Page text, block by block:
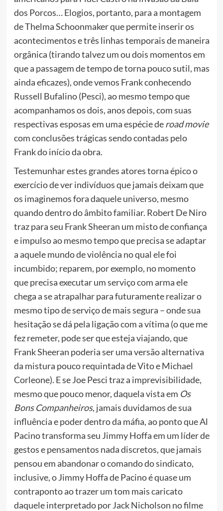
dos Porcos… Elogios, portanto, para a montagem
de Thelma Schoonmaker que permite inserir os
acontecimentos e três linhas temporais de maneira
orgânica (tirando talvez um ou dois momentos em
que a passagem de tempo de torna pouco sutil, mas
ainda eficazes), onde vemos Frank conhecendo
Russell Bufalino (Pesci), ao mesmo tempo que
acompanhamos os dois, anos depois, com suas
respectivas esposas em uma espécie deroad movie
com conclusões trágicas sendo contadas pelo
Frank do início da obra.
Testemunhar estes grandes atores torna épico o
exercício de ver indivíduos que jamais deixam que
os imaginemos fora daquele universo, mesmo
quando dentro do âmbito familiar. Robert De Niro
traz para seu Frank Sheeran um misto de confiança
e impulso ao mesmo tempo que precisa se adaptar
a aquele mundo de violência no qual ele foi
incumbido; reparem, por exemplo, no momento
que precisa executar um serviço com arma ele
chega a se atrapalhar para futuramente realizar o
mesmo tipo de serviço de mais segura – onde sua
hesitação se dá pela ligação com a vítima (o que me
fez remeter, pode ser que esteja viajando, que
Frank Sheeran poderia ser uma versão alternativa
da mistura pouco requintada de Vito e Michael
Corleone). E se Joe Pesci traz a imprevisibilidade,
mesmo que pouco menor, daquela vista em Os
Bons Companheiros, jamais duvidamos de sua
influência e poder dentro da máfia, ao ponto que Al
Pacino transforma seu Jimmy Hoffa em um líder de
gestos e pensamentos nada discretos, que jamais
pensou em abandonar o comando do sindicato,
inclusive, o Jimmy Hoffa de Pacino é quase um
contraponto ao trazer um tom mais caricato
daquele interpretado por Jack Nicholson no filme